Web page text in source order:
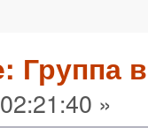
Группа
»